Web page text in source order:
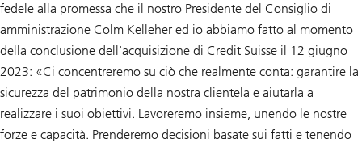
fedele alla promessa che il nostro Presidente del Consiglio di
amministrazione Colm Kelleher ed io abbiamo fatto al momento
della conclusione dell'acquisizione di Credit Suisse il 12 giugno
2023: «Ci concentreremo su ciò che realmente conta: garantire la
sicurezza del patrimonio della nostra clientela e aiutarla a
realizzare i suoi obiettivi. Lavoreremo insieme, unendo le nostre
forze e capacità. Prenderemo decisioni basate sui fatti e tenendo